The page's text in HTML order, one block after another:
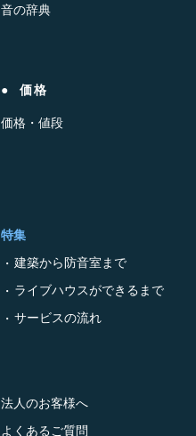
音の辞典
価格
価格・値段
特集
建築から防音室まで
ライブハウスができるまで
サービスの流れ
法人のお客様へ
よくあるご質問